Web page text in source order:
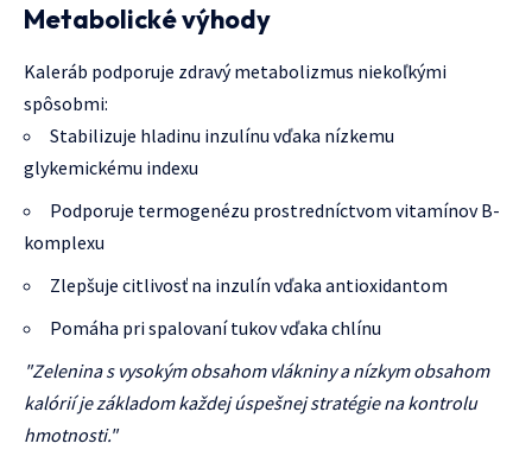
Metabolické výhody
Kaleráb podporuje zdravý metabolizmus niekoľkými
spôsobmi:
Stabilizuje hladinu inzulínu vďaka nízkemu
glykemickému indexu
Podporuje termogenézu prostredníctvom vitamínov B-
komplexu
Zlepšuje citlivosť na inzulín vďaka antioxidantom
Pomáha pri spalovaní tukov vďaka chlínu
"Zelenina s vysokým obsahom vlákniny a nízkym obsahom
kalórií je základom každej úspešnej stratégie na kontrolu
hmotnosti."